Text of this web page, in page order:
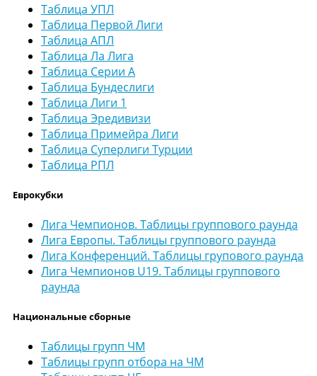
Таблица УПЛ
Таблица Первой Лиги
Таблица АПЛ
Таблица Ла Лига
Таблица Серии А
Таблица Бундеслиги
Таблица Лиги 1
Таблица Эредивизи
Таблица Примейра Лиги
Таблица Суперлиги Турции
Таблица РПЛ
Еврокубки
Лига Чемпионов. Таблицы группового раунда
Лига Европы. Таблицы группового раунда
Лига Конференций. Таблицы групового раунда
Лига Чемпионов U19. Таблицы группового
раунда
Национальные сборные
Таблицы групп ЧМ
Таблицы групп отбора на ЧМ